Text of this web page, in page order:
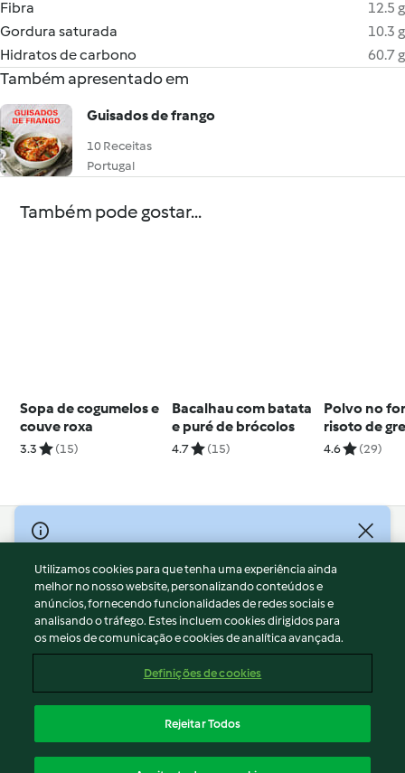
Fibra
12.5 g
Gordura saturada
10.3 g
Hidratos de carbono
60.7 g
Também apresentado em
Guisados de frango
10 Receitas
Portugal
Também pode gostar...
Sopa de cogumelos e
couve roxa
3.3 (15)
Bacalhau com batata
e puré de brócolos
4.7 (15)
Polvo no
risoto de
4.6 (29)
© Copyright 2026
Termos de Utilização
Aviso sobre Proteção de Dados
Aviso
Apoio legal
Conteúdo do relatório
Declaração de acessibilidade
Utilizamos cookies para que tenha uma experiência ainda
melhor no nosso website, personalizando conteúdos e
anúncios, fornecendo funcionalidades de redes sociais e
analisando o tráfego. Estes incluem cookies dirigidos para
os meios de comunicação e cookies de analítica avançada.
Definições de cookies
Rejeitar Todos